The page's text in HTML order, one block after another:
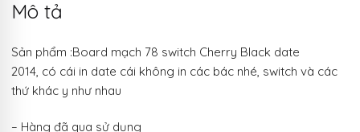
Mô tả
Sản phẩm :Board mạch 78 switch Cherry Black date
2014, có cái in date cái không in các bác nhé, switch và các
thứ khác y như nhau
– Hàng đã qua sử dụng